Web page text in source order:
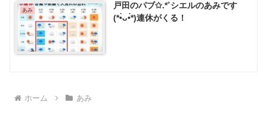
あみ
戸田のパブ✩.*˚シエルのあみです
(*•̀ᴗ•́*)連休がくる！
ホーム あみ